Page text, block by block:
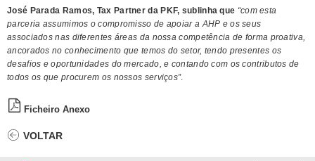
José Parada Ramos, Tax Partner da PKF, sublinha que “com esta
parceria assumimos o compromisso de apoiar a AHP e os seus
associados nas diferentes áreas da nossa competência de forma proativa,
ancorados no conhecimento que temos do setor, tendo presentes os
desafios e oportunidades do mercado, e contando com os contributos de
todos os que procurem os nossos serviços”.
Ficheiro Anexo
VOLTAR